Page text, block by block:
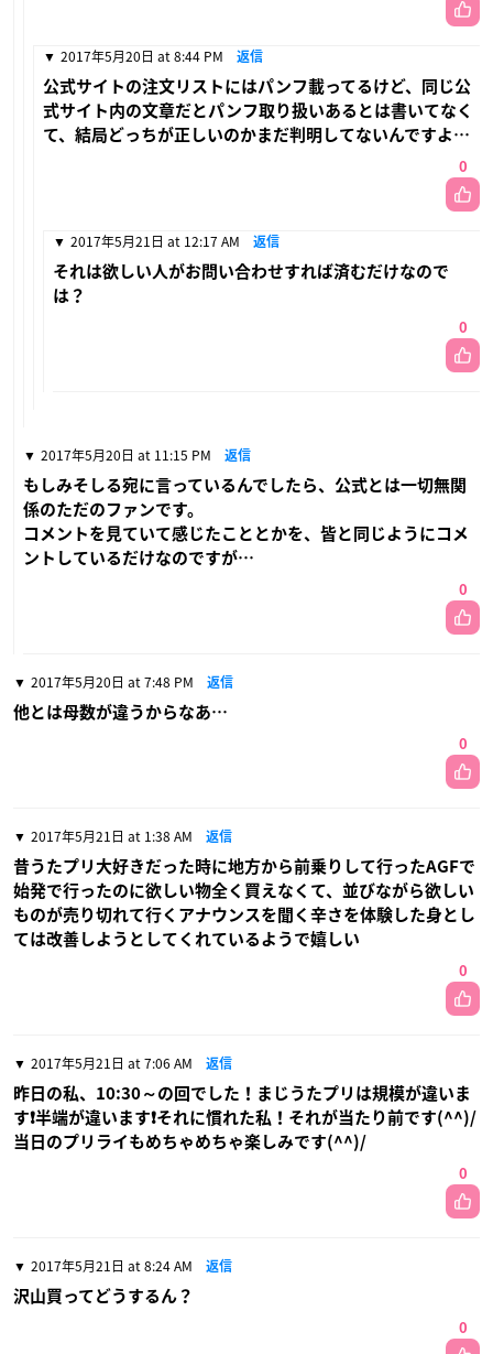
2017年5月20日 at 8:44 PM 返信
公式サイトの注文リストにはパンフ載ってるけど、同じ公
式サイト内の文章だとパンフ取り扱いあるとは書いてなく
て、結局どっちが正しいのかまだ判明してないんですよ…
0
2017年5月21日 at 12:17 AM 返信
それは欲しい人がお問い合わせすれば済むだけなので
は？
0
2017年5月20日 at 11:15 PM 返信
もしみそしる宛に言っているんでしたら、公式とは一切無関
係のただのファンです。
コメントを見ていて感じたこととかを、皆と同じようにコメ
ントしているだけなのですが…
0
2017年5月20日 at 7:48 PM 返信
他とは母数が違うからなあ…
0
2017年5月21日 at 1:38 AM 返信
昔うたプリ大好きだった時に地方から前乗りして行ったAGFで
始発で行ったのに欲しい物全く買えなくて、並びながら欲しい
ものが売り切れて行くアナウンスを聞く辛さを体験した身とし
ては改善しようとしてくれているようで嬉しい
0
2017年5月21日 at 7:06 AM 返信
昨日の私、10:30～の回でした！まじうたプリは規模が違いま
す❗半端が違います❗それに慣れた私！それが当たり前です(^^)/
当日のプリライもめちゃめちゃ楽しみです(^^)/
0
2017年5月21日 at 8:24 AM 返信
沢山買ってどうするん？
0